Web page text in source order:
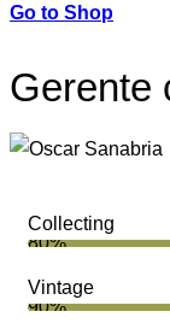
Go to Shop
Gerente
Collecting
80%
Vintage
90%